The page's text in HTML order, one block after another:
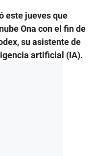
este jueves que
Ona con el fin de
su asistente de
artificial (IA).